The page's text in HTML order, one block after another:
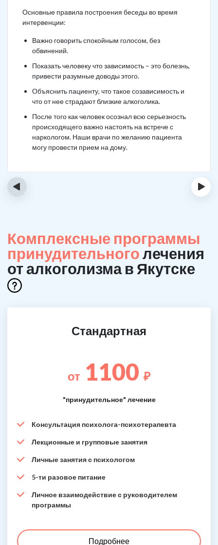
Основные правила построения беседы во время
интервенции:
Важно говорить спокойным голосом, без
обвинений.
Показать человеку что зависимость – это болезнь,
привести разумные доводы этого.
Объяснить пациенту, что такое созависимость и
что от нее страдают близкие алкоголика.
После того как человек осознал всю серьезность
происходящего важно настоять на встрече с
наркологом. Наши врачи по желанию пациента
могу провести прием на дому.
‹ ›
Комплексные программы
принудительноголечения
от алкоголизма в Якутске
Стандартная
от 1100 ₽
"принудительное" лечение
Консультация психолога-психотерапевта
Лекционные и групповые занятия
Личные занятия с психологом
5-ти разовое питание
Личное взаимодействие с руководителем
программы
Подробнее